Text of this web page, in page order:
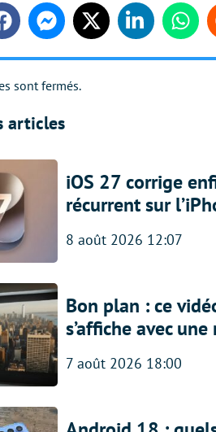
FacebookMessengerTwitter Linkedin
sont fermés.
articles
iOS 27 corrige
récurrent sur
8 août 2026 12:07
Bon plan : ce
s’affiche avec
7 août 2026 18:00